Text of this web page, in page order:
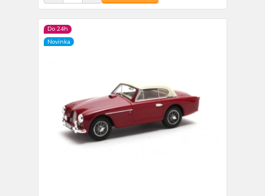
Do 24h
Novinka